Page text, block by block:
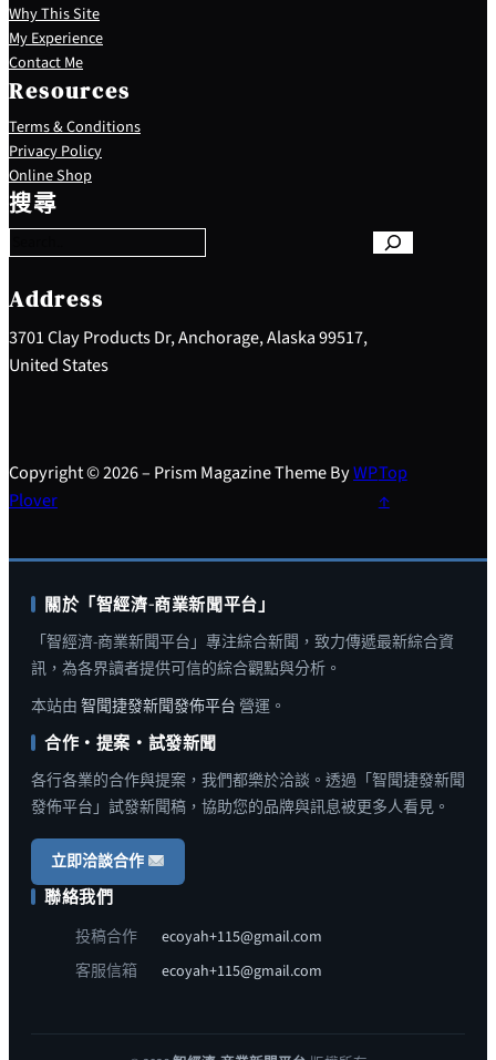
Why This Site
My Experience
Contact Me
Resources
Terms & Conditions
Privacy Policy
Online Shop
搜尋
S
e
a
c
h
Address
3701 Clay Products Dr, Anchorage, Alaska 99517,
United States
Copyright © 2026 – Prism Magazine Theme ByWP
Plover
Top
↑
關於「智經濟-商業新聞平台」
「智經濟-商業新聞平台」專注綜合新聞，致力傳遞最新綜合資
訊，為各界讀者提供可信的綜合觀點與分析。
本站由 智聞捷發新聞發佈平台 營運。
合作・提案・試發新聞
各行各業的合作與提案，我們都樂於洽談。透過「智聞捷發新聞
發佈平台」試發新聞稿，協助您的品牌與訊息被更多人看見。
立即洽談合作
聯絡我們
投稿合作
ecoyah+115@gmail.com
客服信箱
ecoyah+115@gmail.com